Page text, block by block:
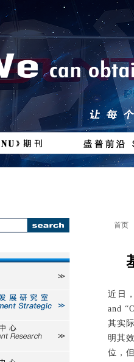
#
按钮
近日
and
其实
明其
位，
首页
111111